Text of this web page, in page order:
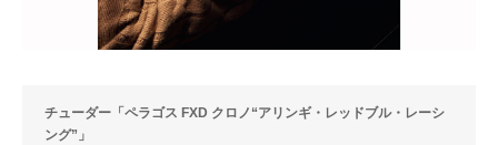
チューダー「ペラゴス FXD クロノ“アリンギ・レッドブル・レーシ
ング”」